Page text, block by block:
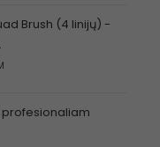
Brush (4 linijų) -
profesionaliam